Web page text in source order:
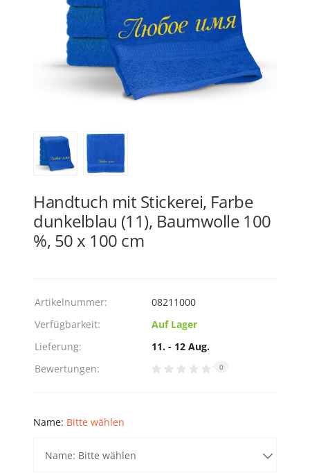
Handtuch mit Stickerei, Farbe
dunkelblau (11), Baumwolle 100
%, 50 x 100 cm
Artikelnummer:
08211000
Verfügbarkeit:
Auf Lager
Lieferung:
11. - 12 Aug.
Bewertungen:
0
Name: Bitte wählen
Name: Bitte wählen